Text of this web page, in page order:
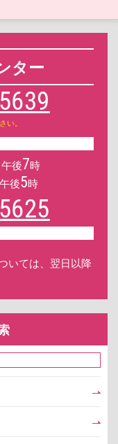
ター
。
後7時
後5時
いては、翌日以降